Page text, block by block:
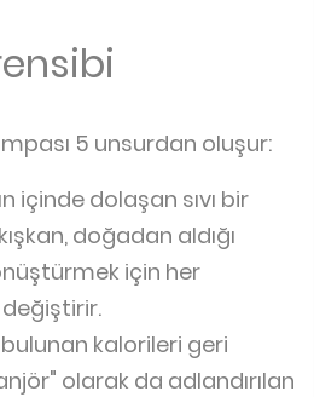
5 unsurdan oluşur:
içinde dolaşan sıvı bir
doğadan aldığı
için her
kalorileri geri
olarak da adlandırılan